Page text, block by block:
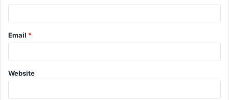
Email *
Website